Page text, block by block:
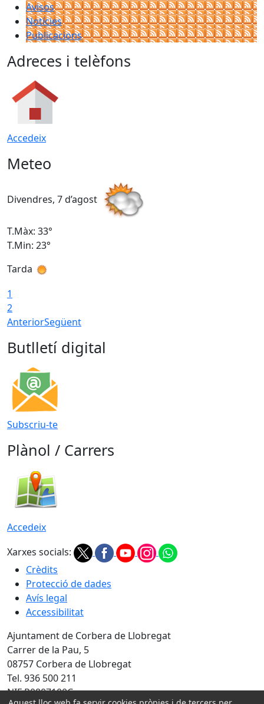
Avisos
Notícies
Publicacions
Adreces i telèfons
Accedeix
Meteo
Divendres, 7 d’agost
T.Màx: 33°
T.Min: 23°
Tarda
1
2
AnteriorSegüent
Butlletí digital
Subscriu-te
Plànol / Carrers
Accedeix
Xarxes socials:
Crèdits
Protecció de dades
Avís legal
Accessibilitat
Ajuntament de Corbera de Llobregat
Carrer de la Pau, 5
08757 Corbera de Llobregat
Tel. 936 500 211
NIF P0807100C